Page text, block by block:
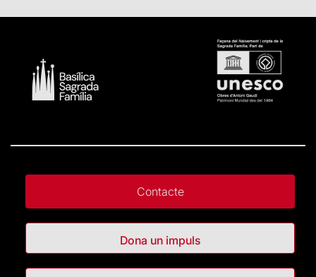
Contacte
Dona un impuls